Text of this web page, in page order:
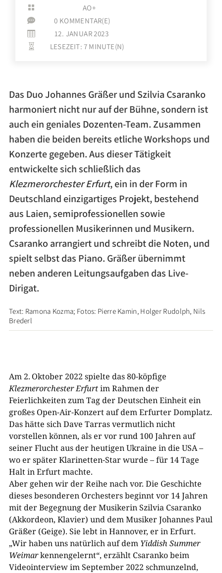
 AO+
 0 KOMMENTAR(E)
 12. JANUAR 2023
 LESEZEIT: 7 MINUTE(N)
Das Duo Johannes Gräßer und Szilvia Csaranko
harmoniert nicht nur auf der Bühne, sondern ist
auch ein geniales Dozenten-​Team. Zusammen
haben die beiden bereits etliche Workshops und
Konzerte gegeben. Aus dieser Tätigkeit
entwickelte sich schließlich das
Klezmerorchester Erfurt, ein in der Form in
Deutschland einzigartiges Projekt, bestehend
aus Laien, semiprofessionellen sowie
professionellen Musikerinnen und Musikern.
Csaranko arrangiert und schreibt die Noten, und
spielt selbst das Piano. Gräßer übernimmt
neben anderen Leitungsaufgaben das Live-​
Dirigat.
Text: Ramona Kozma; Fotos: Pierre Kamin, Holger Rudolph, Nils
Brederl
Am 2. Oktober 2022 spielte das 80-​köpfige
Klezmerorchester Erfurtim Rahmen der
Feierlichkeiten zum Tag der Deutschen Einheit ein
großes Open-​Air-​Konzert auf dem Erfurter Domplatz.
Das hätte sich Dave Tarrasvermutlich nicht
vorstellen können, als er vor rund 100 Jahren auf
seiner Flucht aus der heutigen Ukraine in die USA –
wo er später Klarinetten-​Star wurde – für 14 Tage
Halt in Erfurt machte.
Aber gehen wir der Reihe nach vor. Die Geschichte
dieses besonderen Orchesters beginnt vor 14 Jahren
mit der Begegnung der Musikerin Szilvia Csaranko
(Akkordeon, Klavier) und dem Musiker Johannes Paul
Gräßer (Geige). Sie lebt in Hannover, er in Erfurt.
„Wir haben uns natürlich auf dem Yiddish Summer
Weimarkennengelernt“, erzählt Csaranko beim
Videointerview im September 2022 schmunzelnd,